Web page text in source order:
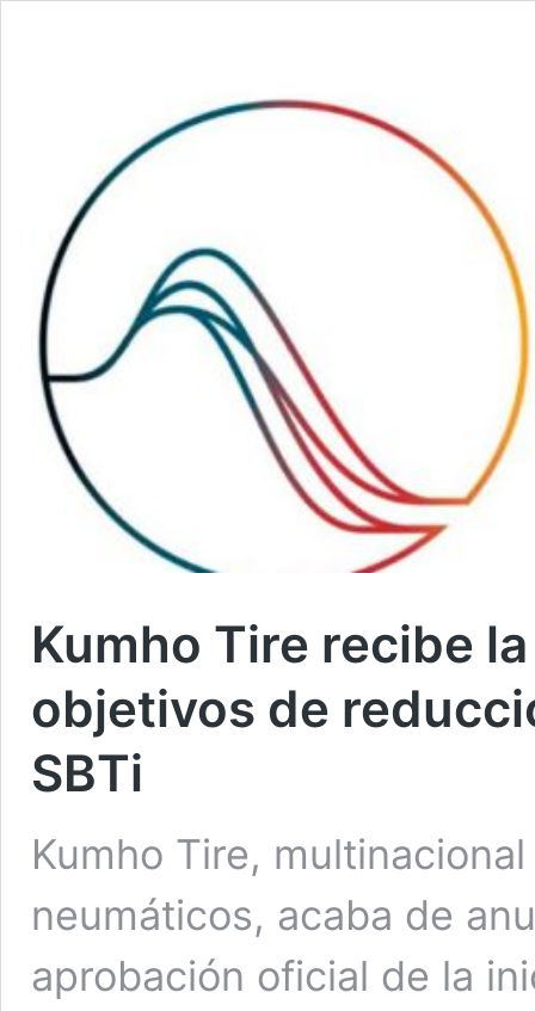
Kumho Tire recibe
objetivos de
SBTi
Kumho Tire,
neumáticos, acaba de
aprobación oficial de la